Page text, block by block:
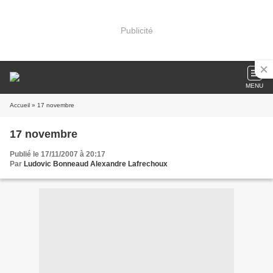
Publicité
MENU
Accueil » 17 novembre
17 novembre
Publié le 17/11/2007 à 20:17
Par Ludovic Bonneaud Alexandre Lafrechoux